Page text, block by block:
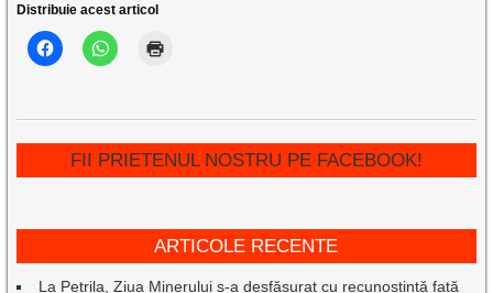
Distribuie acest articol
FII PRIETENUL NOSTRU PE FACEBOOK!
ARTICOLE RECENTE
La Petrila, Ziua Minerului s-a desfășurat cu recunoștință față